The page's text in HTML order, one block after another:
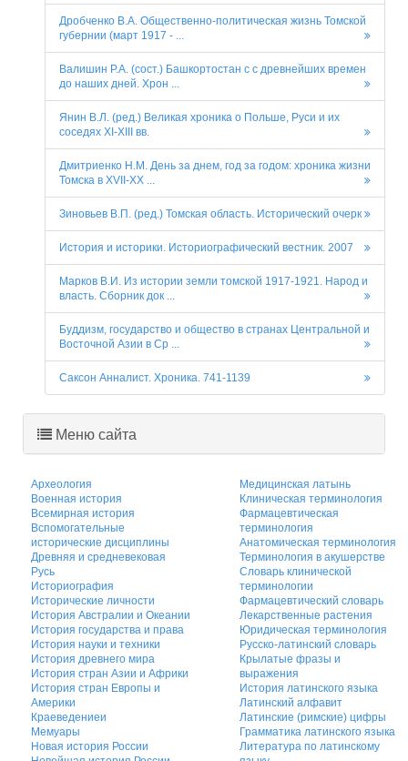
Дробченко В.А. Общественно-политическая жизнь Томской
губернии (март 1917 - ...
Валишин Р.А. (сост.) Башкортостан с с древнейших времен
до наших дней. Хрон ...
Янин В.Л. (ред.) Великая хроника о Польше, Руси и их
соседях XI-XIII вв.
Дмитриенко Н.М. День за днем, год за годом: хроника жизни
Томска в XVII-XX ...
Зиновьев В.П. (ред.) Томская область. Исторический очерк
История и историки. Историографический вестник. 2007
Марков В.И. Из истории земли томской 1917-1921. Народ и
власть. Сборник док ...
Буддизм, государство и общество в странах Центральной и
Восточной Азии в Ср ...
Саксон Анналист. Хроника. 741-1139
Меню сайта
Археология
Военная история
Всемирная история
Вспомогательные
исторические дисциплины
Древняя и средневековая
Русь
Историография
Исторические личности
История Австралии и Океании
История государства и права
История науки и техники
История древнего мира
История стран Азии и Африки
История стран Европы и
Америки
Краеведениеи
Мемуары
Новая история России
Медицинская латынь
Клиническая терминология
Фармацевтическая
терминология
Анатомическая терминология
Терминология в акушерстве
Словарь клинической
терминологии
Фармацевтический словарь
Лекарственные растения
Юридическая терминология
Русско-латинский словарь
Крылатые фразы и
выражения
История латинского языка
Латинский алфавит
Латинские (римские) цифры
Грамматика латинского языка
Литература по латинскому